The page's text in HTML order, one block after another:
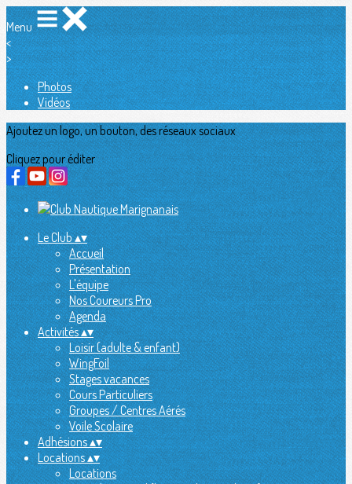
Menu
<
>
Photos
Vidéos
Ajoutez un logo, un bouton, des réseaux sociaux
Cliquez pour éditer
Le Club▴▾
Accueil
Présentation
L'équipe
Nos Coureurs Pro
Agenda
Activités▴▾
Loisir (adulte & enfant)
WingFoil
Stages vacances
Cours Particuliers
Groupes / Centres Aérés
Voile Scolaire
Adhésions▴▾
Locations▴▾
Locations